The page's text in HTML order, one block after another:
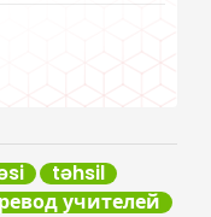
təhsil
учителей